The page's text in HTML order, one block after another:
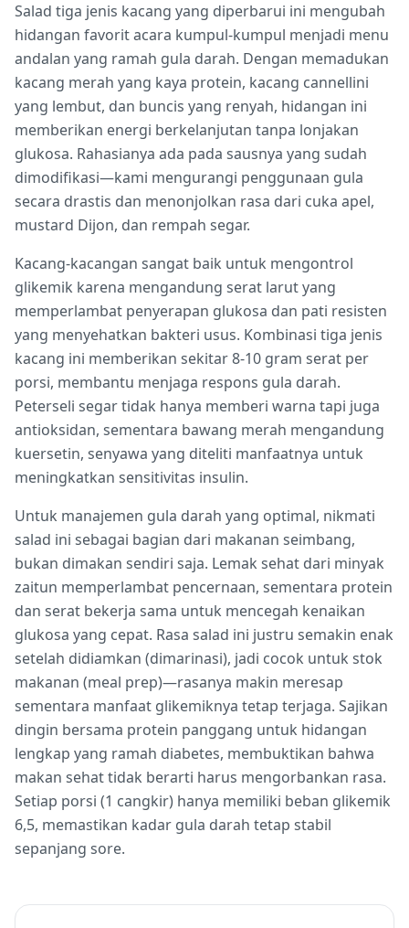
Salad tiga jenis kacang yang diperbarui ini mengubah
hidangan favorit acara kumpul-kumpul menjadi menu
andalan yang ramah gula darah. Dengan memadukan
kacang merah yang kaya protein, kacang cannellini
yang lembut, dan buncis yang renyah, hidangan ini
memberikan energi berkelanjutan tanpa lonjakan
glukosa. Rahasianya ada pada sausnya yang sudah
dimodifikasi—kami mengurangi penggunaan gula
secara drastis dan menonjolkan rasa dari cuka apel,
mustard Dijon, dan rempah segar.
Kacang-kacangan sangat baik untuk mengontrol
glikemik karena mengandung serat larut yang
memperlambat penyerapan glukosa dan pati resisten
yang menyehatkan bakteri usus. Kombinasi tiga jenis
kacang ini memberikan sekitar 8-10 gram serat per
porsi, membantu menjaga respons gula darah.
Peterseli segar tidak hanya memberi warna tapi juga
antioksidan, sementara bawang merah mengandung
kuersetin, senyawa yang diteliti manfaatnya untuk
meningkatkan sensitivitas insulin.
Untuk manajemen gula darah yang optimal, nikmati
salad ini sebagai bagian dari makanan seimbang,
bukan dimakan sendiri saja. Lemak sehat dari minyak
zaitun memperlambat pencernaan, sementara protein
dan serat bekerja sama untuk mencegah kenaikan
glukosa yang cepat. Rasa salad ini justru semakin enak
setelah didiamkan (dimarinasi), jadi cocok untuk stok
makanan (meal prep)—rasanya makin meresap
sementara manfaat glikemiknya tetap terjaga. Sajikan
dingin bersama protein panggang untuk hidangan
lengkap yang ramah diabetes, membuktikan bahwa
makan sehat tidak berarti harus mengorbankan rasa.
Setiap porsi (1 cangkir) hanya memiliki beban glikemik
6,5, memastikan kadar gula darah tetap stabil
sepanjang sore.